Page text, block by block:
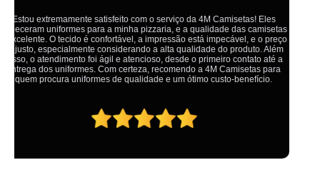
Ótimo atendimento,todos muito educados, prestativos e que colocam o
cliente em primeiro lugar. Qualquer lugar tem problemas,isso é fato, mas
aqui na 4M tudo é resolvido com calma e de forma que todos saem
ganhando no final.